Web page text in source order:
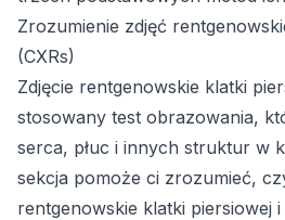
Zrozumienie zdjęć
(CXRs)
Zdjęcie rentgenowskie klatki
stosowany test obrazowania,
serca, płuc i innych struktur w
sekcja pomoże ci zrozumieć,
rentgenowskie klatki piersiowej